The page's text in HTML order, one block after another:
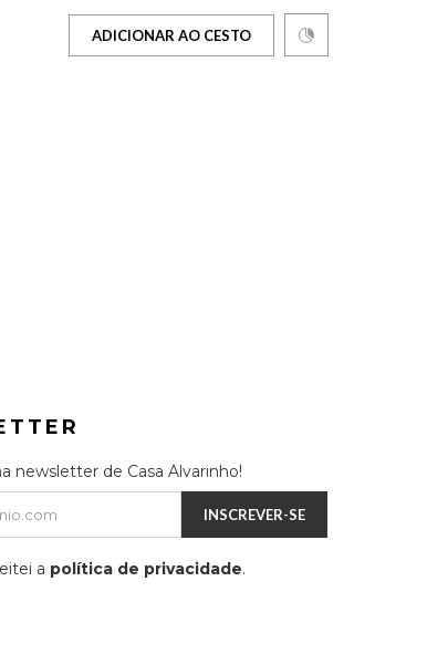
ADICIONAR AO CESTO
newsletter de Casa Alvarinho!
INSCREVER-SE
a política de privacidade.